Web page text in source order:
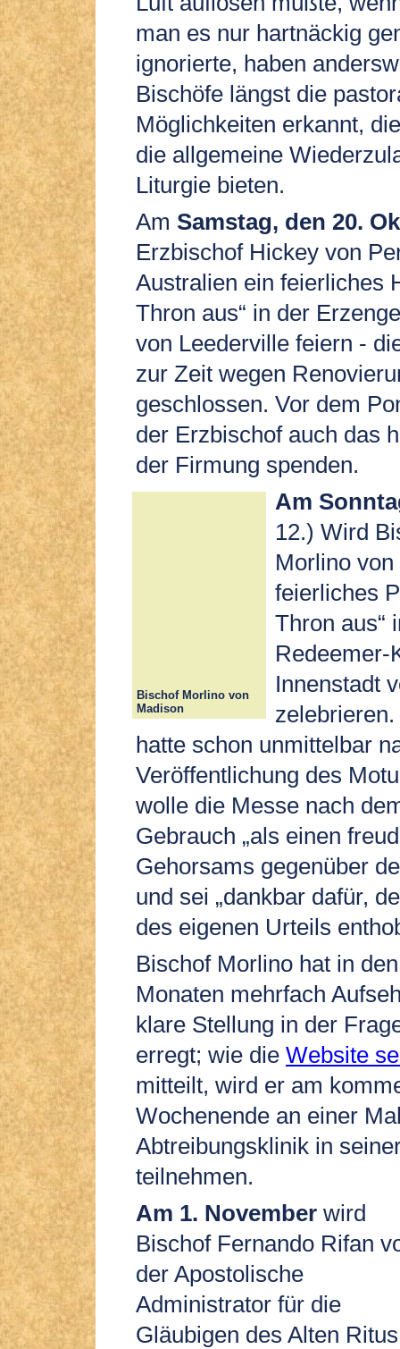
man es nur hartnäckig
ignorierte, haben
Bischöfe längst die
Möglichkeiten erkannt,
die allgemeine
Liturgie bieten.
Am Samstag, den 20.
Erzbischof Hickey von
Australien ein feierliches
Thron aus“ in der
von Leederville feiern -
zur Zeit wegen
geschlossen. Vor dem
der Erzbischof auch das
der Firmung spenden.
Bischof Morlino von
Madison
Am
12.) Wird
Morlino
feierliches
Thron aus“
Redeemer-
Innenstadt
hatte schon unmittelbar
Veröffentlichung des
wolle die Messe nach
Gebrauch „als einen
Gehorsams gegenüber
und sei „dankbar dafür,
des eigenen Urteils
Bischof Morlino hat in
Monaten mehrfach
klare Stellung in der
erregt; wie die Website
mitteilt, wird er am
Wochenende an einer
Abtreibungsklinik in
teilnehmen.
Am 1. November wird
Bischof Fernando Rifan
der Apostolische
Administrator für die
Gläubigen des Alten